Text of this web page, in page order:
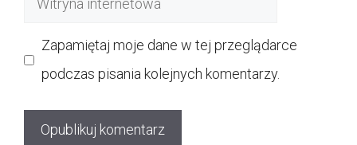
Zapamiętaj moje dane w tej przeglądarce
podczas pisania kolejnych komentarzy.